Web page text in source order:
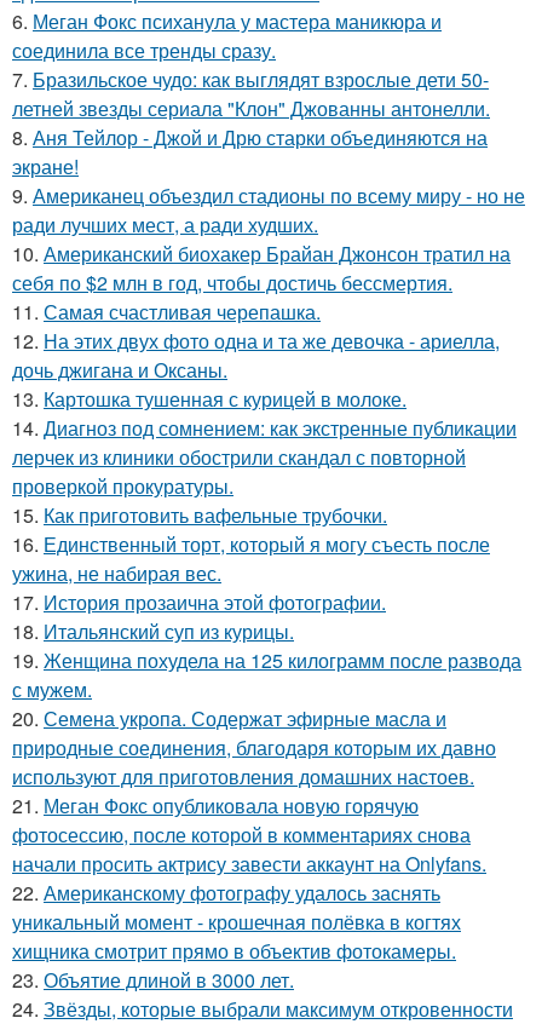
6. Меган Фокс психанула у мастера маникюра и
соединила все тренды сразу.
7. Бразильское чудо: как выглядят взрослые дети 50-
летней звезды сериала "Клон" Джованны антонелли.
8. Аня Тейлор - Джой и Дрю старки объединяются на
экране!
9. Американец объездил стадионы по всему миру - но не
ради лучших мест, а ради худших.
10. Американский биохакер Брайан Джонсон тратил на
себя по $2 млн в год, чтобы достичь бессмертия.
11. Самая счастливая черепашка.
12. На этих двух фото одна и та же девочка - ариелла,
дочь джигана и Оксаны.
13. Картошка тушенная с курицей в молоке.
14. Диагноз под сомнением: как экстренные публикации
лерчек из клиники обострили скандал с повторной
проверкой прокуратуры.
15. Как приготовить вафельные трубочки.
16. Единственный торт, который я могу съесть после
ужина, не набирая вес.
17. История прозаична этой фотографии.
18. Итальянский суп из курицы.
19. Женщина похудела на 125 килограмм после развода
с мужем.
20. Семена укропа. Содержат эфирные масла и
природные соединения, благодаря которым их давно
используют для приготовления домашних настоев.
21. Меган Фокс опубликовала новую горячую
фотосессию, после которой в комментариях снова
начали просить актрису завести аккаунт на Onlyfans.
22. Американскому фотографу удалось заснять
уникальный момент - крошечная полёвка в когтях
хищника смотрит прямо в объектив фотокамеры.
23. Объятие длиной в 3000 лет.
24. Звёзды, которые выбрали максимум откровенности